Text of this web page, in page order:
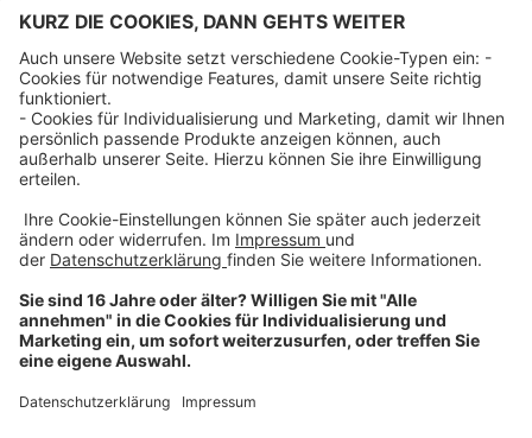
Über uns
Dehner Unternehmen
Jobs bei Dehner